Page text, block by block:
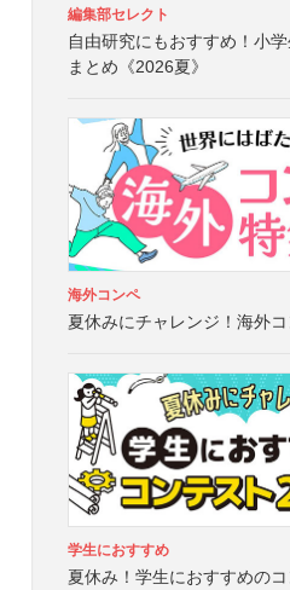
編集部セレクト
自由研究にもおすすめ！小
まとめ《2026夏》
海外コンペ
夏休みにチャレンジ！海外
学生におすすめ
夏休み！学生におすすめの